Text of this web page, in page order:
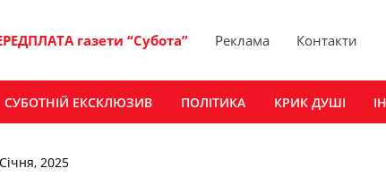
газети “Субота” Реклама Контакти
СУБОТНІЙ ЕКСКЛЮЗИВ ПОЛІТИКА КРИК ДУШІ
2025